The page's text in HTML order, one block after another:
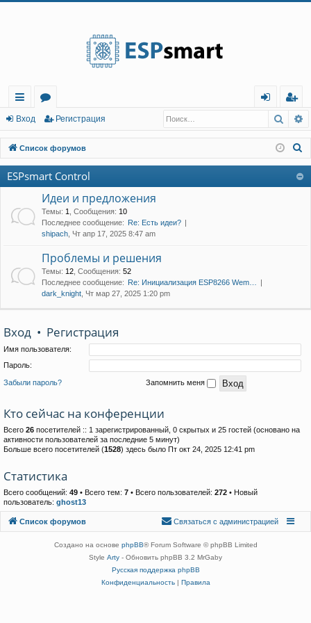
с
ы
лк
и
о
ру
м
ы
д
г
ис
тр
Вход Регистрация
Список форумов
ESPsmart Control
Идеи и предложения
Темы: 1 Сообщения: 10
Последнее сообщение: Re: Есть идеи?
shipach , Чт апр 17, 2025 8:47 am
Проблемы и решения
Темы: 12 Сообщения: 52
Последнее сообщение: Re: Инициализация ESP8266 Wem…
dark_knight , Чт мар 27, 2025 1:20 pm
Вход • Регистрация
Имя пользователя:
Пароль:
Забыли пароль? Запомнить меня
Кто сейчас на конференции
Всего 26 посетителей :: 1 зарегистрированный, 0 скрытых и 25 гостей (основано на
активности пользователей за последние 5 минут)
Больше всего посетителей (1528) здесь было Пт окт 24, 2025 12:41 pm
Статистика
Всего сообщений: 49 • Всего тем: 7 • Всего пользователей: 272 • Новый
пользователь: ghost13
Список форумов
Связаться с
Связаться с администрацией
Создано на основе phpBB® Forum Software © phpBB Limited
Style Arty - Обновить phpBB 3.2 MrGaby
Русская поддержка phpBB
Конфиденциальность| Правила